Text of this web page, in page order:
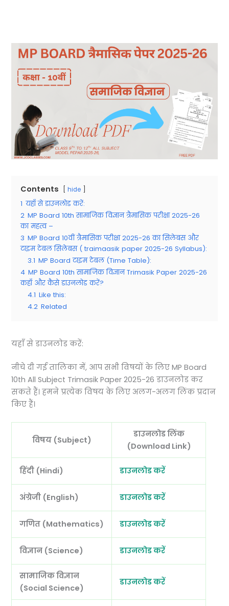
Contents hide
1 यहाँ से डाउनलोड करें:
2 MP Board 10th सामाजिक विज्ञान त्रैमासिक परीक्षा 2025-26
का महत्व –
3 MP Board 10वीं त्रैमासिक परीक्षा 2025-26 का सिलेबस और
टाइम टेबल सिलेबस ( traimaasik paper 2025-26 Syllabus):
3.1 MP Board टाइम टेबल (Time Table):
4 MP Board 10th सामाजिक विज्ञान Trimasik Paper 2025-26
कहाँ और कैसे डाउनलोड करें?
4.1 Like this:
4.2 Related
यहाँ से डाउनलोड करें:
नीचे दी गई तालिका में, आप सभी विषयों के लिए MP Board
10th All Subject Trimasik Paper 2025-26 डाउनलोड कर
सकते हैं। हमने प्रत्येक विषय के लिए अलग-अलग लिंक प्रदान
किए हैं।
विषय (Subject)
डाउनलोड लिंक
(Download Link)
हिंदी (Hindi) डाउनलोड करें
अंग्रेजी (English) डाउनलोड करें
गणित (Mathematics) डाउनलोड करें
विज्ञान (Science) डाउनलोड करें
सामाजिक विज्ञान
(Social Science)
डाउनलोड करें